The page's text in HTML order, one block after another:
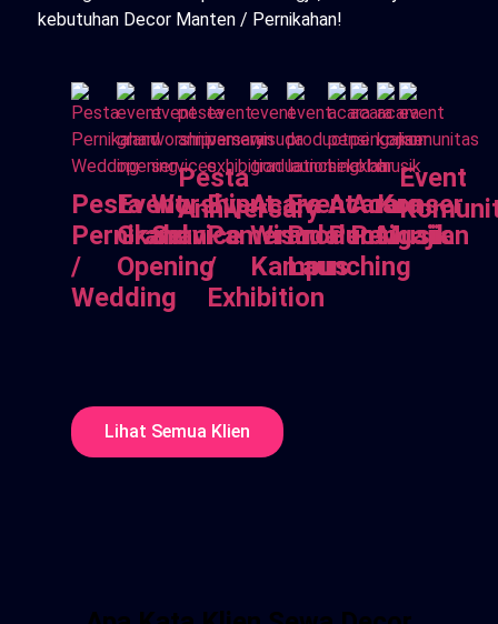
kebutuhan Decor Manten / Pernikahan!
Pesta
Pernikahan
/
Wedding
Event
Grand
Opening
Worship
Service
Pesta
Anniversary
Event
Pameran
/
Exhibition
Acara
Wisuda
Kampus
Event
Product
Launching
Acara
Pensi
Acara
Pengajian
Konser
Musik
Event
Lihat Semua Klien